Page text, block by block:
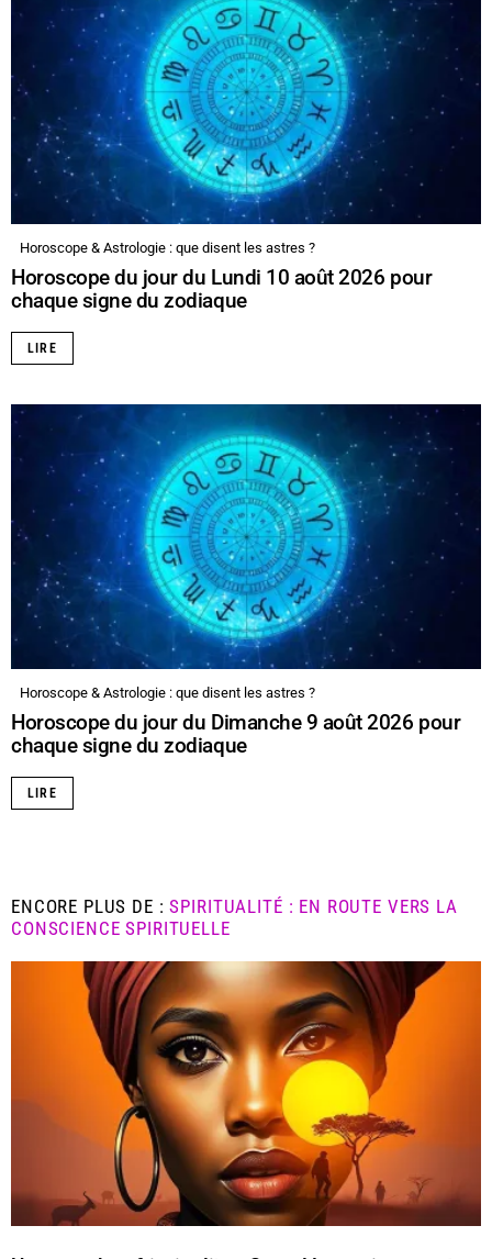
Horoscope & Astrologie : que disent les astres ?
Horoscope du jour du Lundi 10 août 2026 pour
chaque signe du zodiaque
LIRE
Horoscope & Astrologie : que disent les astres ?
Horoscope du jour du Dimanche 9 août 2026 pour
chaque signe du zodiaque
LIRE
ENCORE PLUS DE :SPIRITUALITÉ : EN ROUTE VERS LA
CONSCIENCE SPIRITUELLE